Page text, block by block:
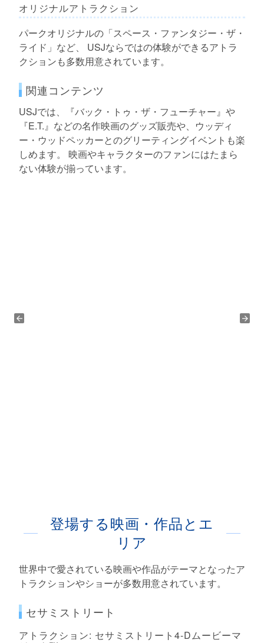
オリジナルアトラクション
パークオリジナルの「スペース・ファンタジー・ザ・
ライド」など、 USJならではの体験ができるアトラ
クションも多数用意されています。
関連コンテンツ
USJでは、『バック・トゥ・ザ・フューチャー』や
『E.T.』などの名作映画のグッズ販売や、ウッディ
ー・ウッドペッカーとのグリーティングイベントも楽
しめます。 映画やキャラクターのファンにはたまら
ない体験が揃っています。
登場する映画・作品とエ
リア
世界中で愛されている映画や作品がテーマとなったア
トラクションやショーが多数用意されています。
セサミストリート
アトラクション: セサミストリート4-Dムービーマ